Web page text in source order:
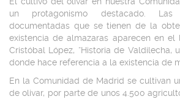
un protagonismo destacado. Las
documentadas que se tienen de la
existencia de almazaras aparecen en
Cristóbal López, “Historia de Valdilecha,
donde hace referencia a la existencia de
En la Comunidad de Madrid se cultivan
de olivar, por parte de unos 4.500